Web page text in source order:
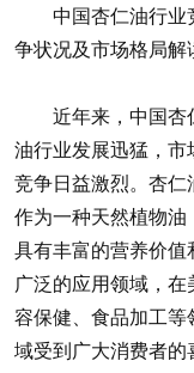
中国杏仁油行业
争状况及市场格局解
近年来，中国杏
油行业发展迅猛，市
竞争日益激烈。杏仁
作为一种天然植物油
具有丰富的营养价值
广泛的应用领域，在
容保健、食品加工等
域受到广大消费者的